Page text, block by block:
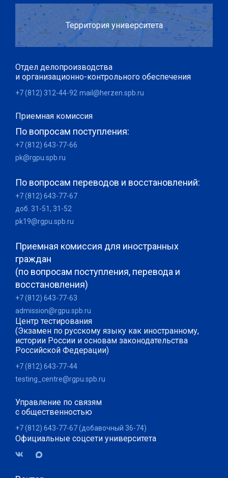
Территория университета
Отдел делопроизводства
и организационно-контрольного обеспечения
+7 (812) 312-44-92 mail@herzen.spb.ru
Приемная комиссия
По вопросам поступления:
+7 (812) 643-77-66
pk@rgpu.spb.ru
По вопросам переводов и восстановлений:
+7 (812) 643-77-67
доб. 31-51, 31-52
pk19@rgpu.spb.ru
Приемная комиссия для иностранных
граждан
(по вопросам поступления, перевода и
восстановления)
+7 (812) 643-77-63
admission@rgpu.spb.ru
Центр тестирования
(Экзамен по русскому языку как иностранному,
истории России и основам законодательства
Российской Федерации)
+7 (812) 643-77-44
testing_centre@rgpu.spb.ru
Управление по связям
с общественностью
+7 (812) 643-77-67 (добавочный 36-74)
Официальные соцсети университета